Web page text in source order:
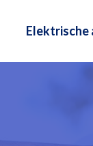
Elektrische